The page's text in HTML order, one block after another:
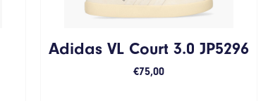
Adidas VL Court 3.0 JP5296
€75,00